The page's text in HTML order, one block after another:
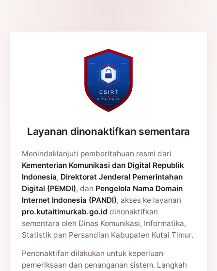
Layanan dinonaktifkan sementara
Menindaklanjuti pemberitahuan resmi dari
Kementerian Komunikasi dan Digital Republik
Indonesia, Direktorat Jenderal Pemerintahan
Digital (PEMDI), dan Pengelola Nama Domain
Internet Indonesia (PANDI), akses ke layanan
pro.kutaitimurkab.go.id dinonaktifkan
sementara oleh Dinas Komunikasi, Informatika,
Statistik dan Persandian Kabupaten Kutai Timur.
Penonaktifan dilakukan untuk keperluan
pemeriksaan dan penanganan sistem. Langkah